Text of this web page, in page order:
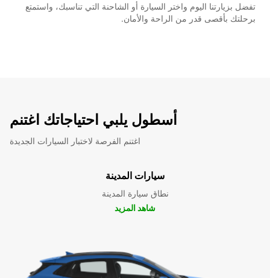
تفضل بزيارتنا اليوم واختر السيارة أو الشاحنة التي تناسبك، واستمتع
برحلتك بأقصى قدر من الراحة والأمان.
أسطول يلبي احتياجاتك اغتنم
اغتنم الفرصة لاختبار السيارات الجديدة
سيارات المدينة
نطاق سيارة المدينة
شاهد المزيد